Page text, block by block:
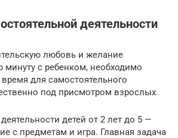
деятельности
любовь и желание
минуту с ребенком, необходимо
для самостоятельного
под присмотром взрослых.
детей от 2 лет до 5 —
с предметам и игра. Главная задача